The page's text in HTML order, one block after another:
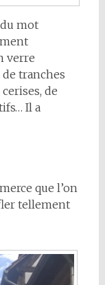
mot
verre
de tranches
de
Il a
que l’on
tellement